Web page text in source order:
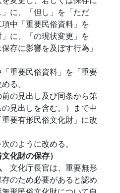
に、「但し」を「ただ
中「重要民俗資料」を
」に、「の現状変更」を
存に影響を及ぼす行為」
重要民俗資料」を「重要
る。
の見出し及び同条から第
見出しを含む。）まで中
重要有形民俗文化財」に改
のように改める。
化財の保存）
文化庁長官は、重要無形
のため必要があると認め